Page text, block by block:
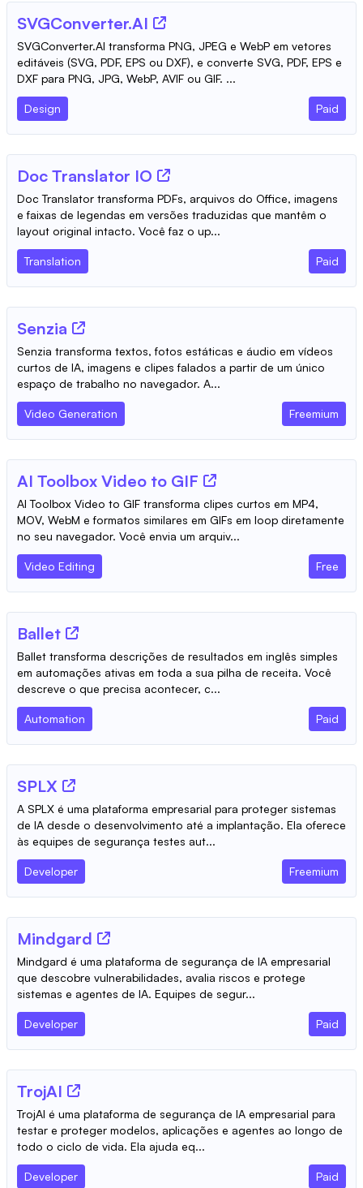
SVGConverter.AI
SVGConverter.AI transforma PNG, JPEG e WebP em vetores
editáveis (SVG, PDF, EPS ou DXF), e converte SVG, PDF, EPS e
DXF para PNG, JPG, WebP, AVIF ou GIF. ...
Design Paid
Doc Translator IO
Doc Translator transforma PDFs, arquivos do Office, imagens
e faixas de legendas em versões traduzidas que mantêm o
layout original intacto. Você faz o up...
Translation Paid
Senzia
Senzia transforma textos, fotos estáticas e áudio em vídeos
curtos de IA, imagens e clipes falados a partir de um único
espaço de trabalho no navegador. A...
Video Generation Freemium
AI Toolbox Video to GIF
AI Toolbox Video to GIF transforma clipes curtos em MP4,
MOV, WebM e formatos similares em GIFs em loop diretamente
no seu navegador. Você envia um arquiv...
Video Editing Free
Ballet
Ballet transforma descrições de resultados em inglês simples
em automações ativas em toda a sua pilha de receita. Você
descreve o que precisa acontecer, c...
Automation Paid
SPLX
A SPLX é uma plataforma empresarial para proteger sistemas
de IA desde o desenvolvimento até a implantação. Ela oferece
às equipes de segurança testes aut...
Developer Freemium
Mindgard
Mindgard é uma plataforma de segurança de IA empresarial
que descobre vulnerabilidades, avalia riscos e protege
sistemas e agentes de IA. Equipes de segur...
Developer Paid
TrojAI
TrojAI é uma plataforma de segurança de IA empresarial para
testar e proteger modelos, aplicações e agentes ao longo de
todo o ciclo de vida. Ela ajuda eq...
Developer Paid